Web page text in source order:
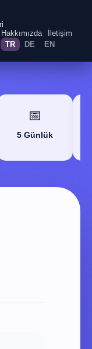
Hakkımızda
İletişim
TR DE EN
📅
5 Günlük